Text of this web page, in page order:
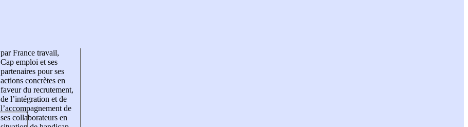
par France travail,
Cap emploi et ses
partenaires pour ses
actions concrètes en
faveur du recrutement,
de l’intégration et de
l’accompagnement de
ses collaborateurs en